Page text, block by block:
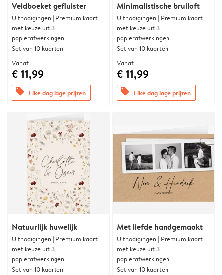
Veldboeket gefluister
Uitnodigingen | Premium kaart
met keuze uit 3
papierafwerkingen
Set van 10 kaarten
Vanaf
€ 11,99
offers Elke dag lage prijzen
Minimalistische bruiloft
Uitnodigingen | Premium kaart
met keuze uit 3
papierafwerkingen
Set van 10 kaarten
Vanaf
€ 11,99
offers Elke dag lage prijzen
Natuurlijk huwelijk
Uitnodigingen | Premium kaart
met keuze uit 3
papierafwerkingen
Set van 10 kaarten
Met liefde handgemaakt
Uitnodigingen | Premium kaart
met keuze uit 3
papierafwerkingen
Set van 10 kaarten